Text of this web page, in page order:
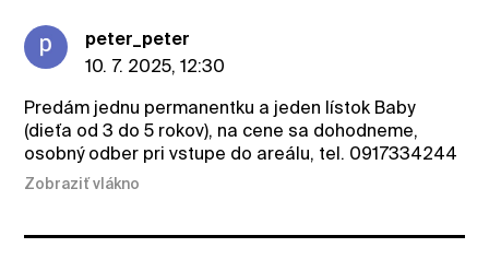
peter_peter
10. 7. 2025, 12:30
Predám jednu permanentku a jeden lístok Baby
(dieťa od 3 do 5 rokov), na cene sa dohodneme,
osobný odber pri vstupe do areálu, tel. 0917334244
Zobraziť vlákno